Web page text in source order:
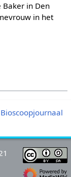
Baker in Den
in het
Bioscoopjournaal